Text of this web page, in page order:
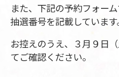
また、下記の予約フォー
抽選番号を記載しています
お控えのうえ、３月９日
てご確認ください。